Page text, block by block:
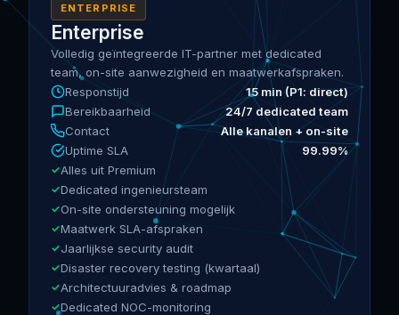
ENTERPRISE
Enterprise
Volledig geïntegreerde IT-partner met dedicated
team, on-site aanwezigheid en maatwerkafspraken.
Responstijd
15 min (P1: direct)
Bereikbaarheid
24/7 dedicated team
Contact
Alle kanalen + on-site
Uptime SLA
99.99%
Alles uit Premium
Dedicated ingenieursteam
On-site ondersteuning mogelijk
Maatwerk SLA-afspraken
Jaarlijkse security audit
Disaster recovery testing (kwartaal)
Architectuuradvies & roadmap
Dedicated NOC-monitoring